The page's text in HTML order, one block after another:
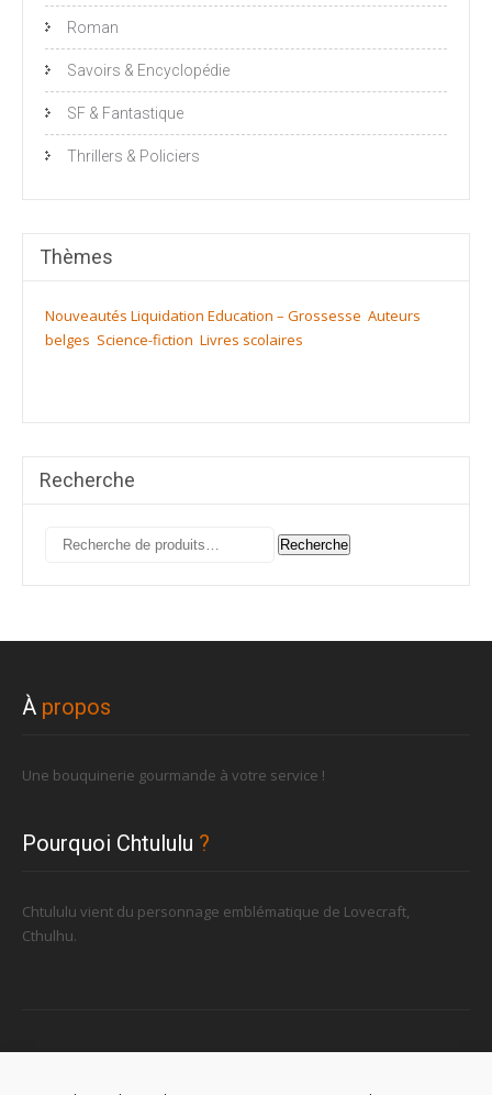
Roman
Savoirs & Encyclopédie
SF & Fantastique
Thrillers & Policiers
Thèmes
Nouveautés Liquidation Education – Grossesse Auteurs
belges Science-fiction Livres scolaires
Recherche
Recherche
Recherche
À propos
Une bouquinerie gourmande à votre service !
Pourquoi Chtululu ?
Chtululu vient du personnage emblématique de Lovecraft,
Cthulhu.